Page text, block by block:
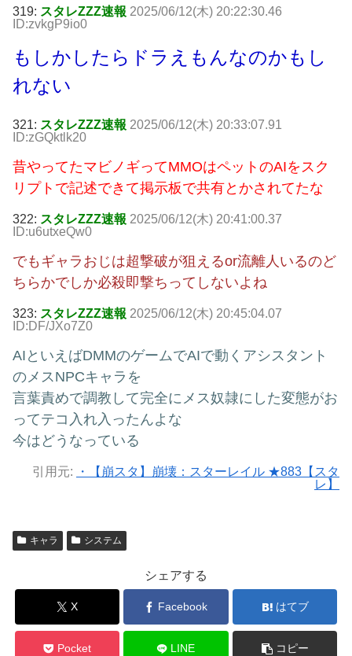
319: スタレZZZ速報 2025/06/12(木) 20:22:30.46
ID:zvkgP9io0
もしかしたらドラえもんなのかもし
れない
321: スタレZZZ速報 2025/06/12(木) 20:33:07.91
ID:zGQktlk20
昔やってたマビノギってMMOはペットのAIをスク
リプトで記述できて掲示板で共有とかされてたな
322: スタレZZZ速報 2025/06/12(木) 20:41:00.37
ID:u6utxeQw0
でもギャラおじは超撃破が狙えるor流離人いるのど
ちらかでしか必殺即撃ちってしないよね
323: スタレZZZ速報 2025/06/12(木) 20:45:04.07
ID:DF/JXo7Z0
AIといえばDMMのゲームでAIで動くアシスタント
のメスNPCキャラを
言葉責めで調教して完全にメス奴隷にした変態がお
ってテコ入れ入ったんよな
今はどうなっている
引用元:
・【崩スタ】崩壊：スターレイル ★883【スタ
レ】
キャラ システム
シェアする
X Facebook はてブ
Pocket LINE コピー